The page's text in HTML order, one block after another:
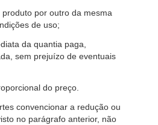
por outro da mesma
de uso;
da quantia paga,
sem prejuízo de eventuais
do preço.
convencionar a redução ou
no parágrafo anterior, não